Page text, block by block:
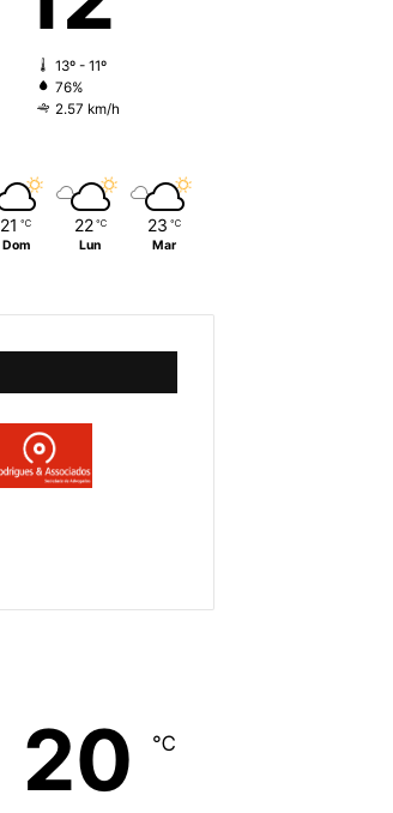
13º - 11º
76%
2.57 km/h
21 ℃
Dom
22 ℃
Lun
23 ℃
Mar
20 ℃